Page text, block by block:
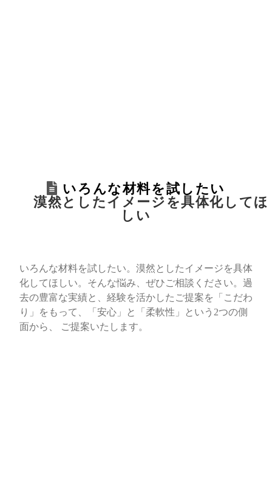
いろんな材料を試したい
漠然としたイメージを具体化してほ
しい
いろんな材料を試したい。漠然としたイメージを具体
化してほしい。そんな悩み、ぜひご相談ください。過
去の豊富な実績と、経験を活かしたご提案を「こだわ
り」をもって、「安心」と「柔軟性」という2つの側
面から、 ご提案いたします。